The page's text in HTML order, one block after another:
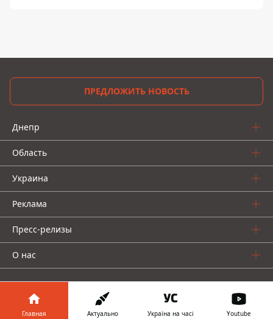
ПРЕДЛОЖИТЬ НОВОСТЬ
Днепр
Область
Украина
Реклама
Пресс-релизы
О нас
Главная Актуально Україна на часі Youtube